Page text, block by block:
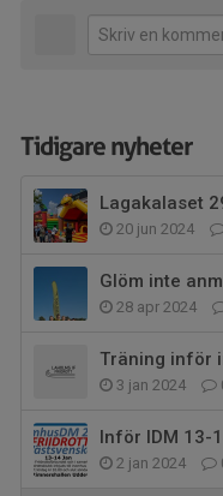
Tidigare nyheter
Lagakalaset
20 jun 2024
Glöm inte
28 apr 2024
Träning inför
3 jan 2024
Inför IDM 13-
2 jan 2024